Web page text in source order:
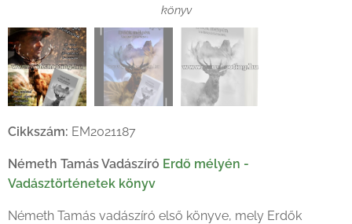
könyv
könyv
Németh Tamás Vadászíró Erdő mélyén - Vadásztörténetek
Cikkszám: EM2021187
Németh Tamás Vadászíró Erdő mélyén -
Vadásztörténetek könyv
Németh Tamás vadászíró első könyve, mely Erdők